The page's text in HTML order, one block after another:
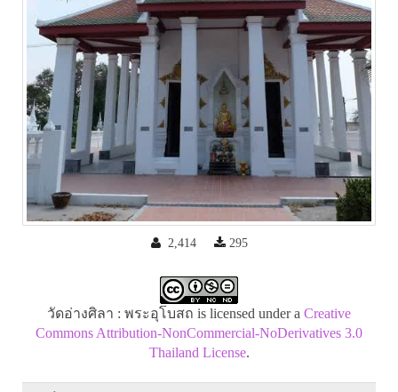
2,414 295
วัดอ่างศิลา : พระอุโบสถ is licensed under a Creative
Commons Attribution-NonCommercial-NoDerivatives 3.0
Thailand License.